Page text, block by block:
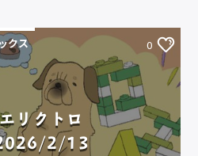
クス 0
リクトロ
2/13